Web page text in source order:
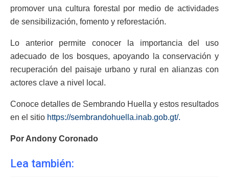
promover una cultura forestal por medio de actividades
de sensibilización, fomento y reforestación.
Lo anterior permite conocer la importancia del uso
adecuado de los bosques, apoyando la conservación y
recuperación del paisaje urbano y rural en alianzas con
actores clave a nivel local.
Conoce detalles de Sembrando Huella y estos resultados
en el sitio https://sembrandohuella.inab.gob.gt/.
Por Andony Coronado
Lea también: